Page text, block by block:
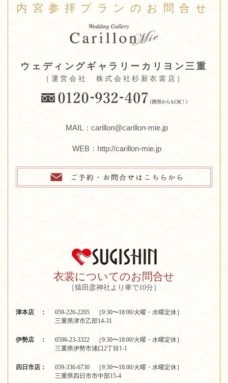
内宮参拝プランのお問合せ
ウェディングギャラリーカリヨン三重
［運営会社 株式会社杉新衣裳店］
MAIL：carillon@carillon-mie.jp
WEB： http://carillon-mie.jp
衣裳についてのお問合せ
［猿田彦神社より車で10分］
津本店 ：
059-226-2205 ［9:30〜18:00/火曜・水曜定休］
三重県津市乙部14-31
伊勢店 ：
0596-23-3322 ［9:30〜18:00/火曜・水曜定休］
三重県伊勢市浦口2丁目1-1
四日市店：
059-336-6730 ［9:30〜18:00/火曜・水曜定休］
三重県四日市市中部15-4